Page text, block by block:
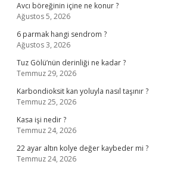
Avcı böreğinin içine ne konur ?
Ağustos 5, 2026
6 parmak hangi sendrom ?
Ağustos 3, 2026
Tuz Gölü’nün derinliği ne kadar ?
Temmuz 29, 2026
Karbondioksit kan yoluyla nasıl taşınır ?
Temmuz 25, 2026
Kasa işi nedir ?
Temmuz 24, 2026
22 ayar altın kolye değer kaybeder mi ?
Temmuz 24, 2026